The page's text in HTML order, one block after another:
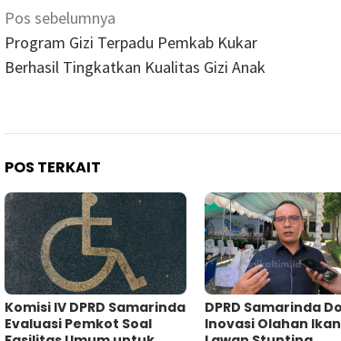
Navigasi
pos
Pos sebelumnya
Program Gizi Terpadu Pemkab Kukar
Berhasil Tingkatkan Kualitas Gizi Anak
POS TERKAIT
Komisi IV DPRD Samarinda
Evaluasi Pemkot Soal
DPRD Samarinda
Inovasi Olahan